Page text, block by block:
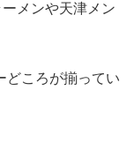
メンや天津メン
どころが揃ってい